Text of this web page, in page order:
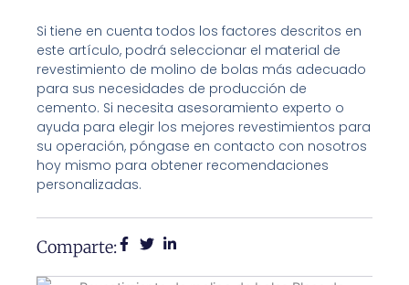
Si tiene en cuenta todos los factores descritos en
este artículo, podrá seleccionar el material de
revestimiento de molino de bolas más adecuado
para sus necesidades de producción de
cemento. Si necesita asesoramiento experto o
ayuda para elegir los mejores revestimientos para
su operación, póngase en contacto con nosotros
hoy mismo para obtener recomendaciones
personalizadas.
Comparte: